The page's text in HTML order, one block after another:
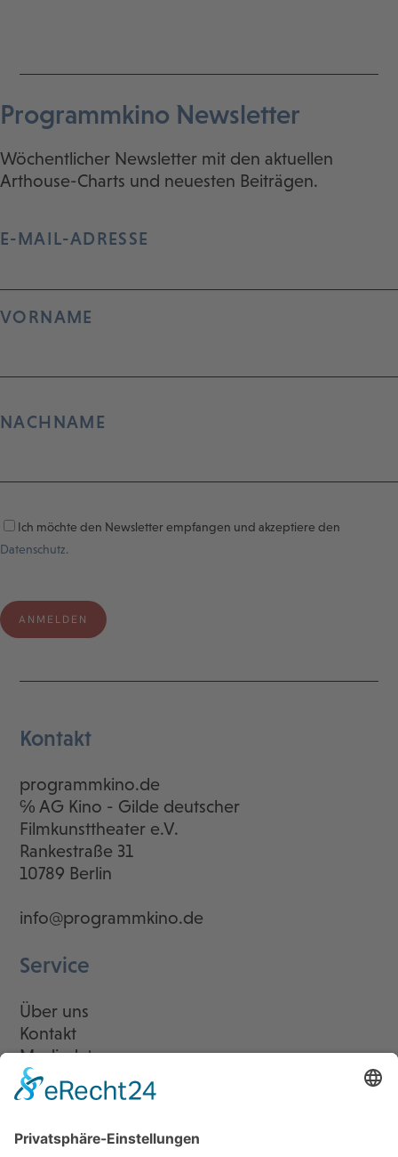
Programmkino Newsletter
Wöchentlicher Newsletter mit den aktuellen
Arthouse-Charts und neuesten Beiträgen.
E-MAIL-ADRESSE
VORNAME
NACHNAME
Ich möchte den Newsletter empfangen und akzeptiere den
Datenschutz.
Kontakt
programmkino.de
℅ AG Kino - Gilde deutscher
Filmkunsttheater e.V.
Rankestraße 31
10789 Berlin
info@programmkino.de
Service
Über uns
Kontakt
Mediadaten
Newsletter
LogIn
Legal